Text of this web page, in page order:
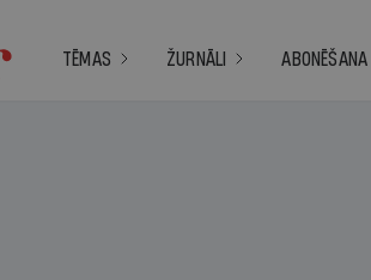
TĒMAS ŽURNĀLI ABONĒŠANA